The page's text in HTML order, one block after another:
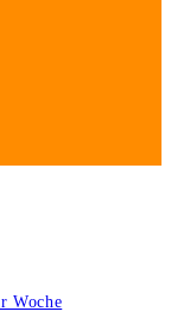
Woche